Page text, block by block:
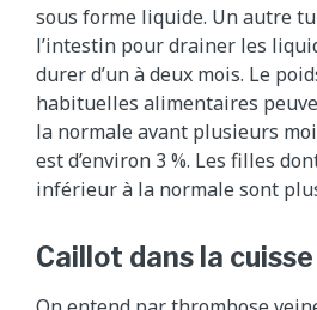
sous forme liquide. Un autre
l’intestin pour drainer les
durer d’un à deux mois. Le
habituelles alimentaires
la normale avant plusieurs
est d’environ 3 %. Les filles
inférieur à la normale sont
Caillot dans la